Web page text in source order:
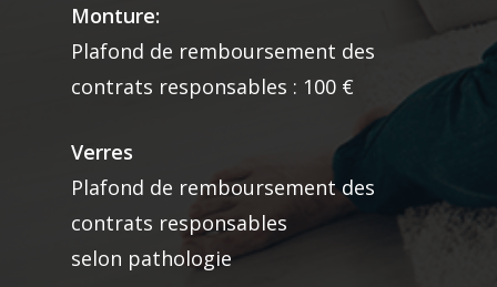
Monture:
Plafond de remboursement des
contrats responsables : 100 €
Verres
Plafond de remboursement des
contrats responsables
selon pathologie